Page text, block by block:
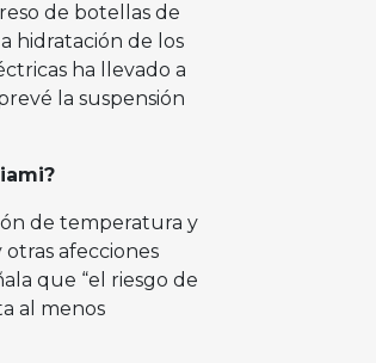
de botellas de
hidratación de los
ha llevado a
la suspensión
de temperatura y
afecciones
que “el riesgo de
al menos